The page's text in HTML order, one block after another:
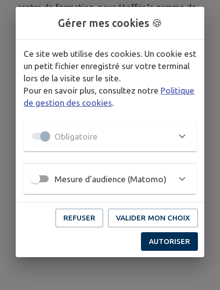
centre de formation, pour étoffer la gamme de
COORDONNÉES
30 rue du Moulin
02.33.39.27.37.
Gérer mes cookies 🍪
Ce site web utilise des cookies. Un cookie est
un petit fichier enregistré sur votre terminal
lors de la visite sur le site.
Pour en savoir plus, consultez notre Politique
de gestion des cookies.
Obligatoire
Mesure d'audience (Matomo)
REFUSER VALIDER MON CHOIX
AUTORISER